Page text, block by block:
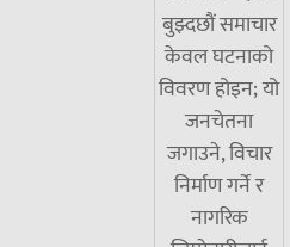
बुझ्दछौं समाचार
केवल घटनाको
विवरण होइन; यो
जनचेतना
जगाउने, विचार
निर्माण गर्ने र
नागरिक